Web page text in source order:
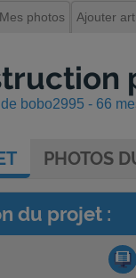
Mes photos Ajouter
bobo2995 - 66
PHOTOS
du projet :